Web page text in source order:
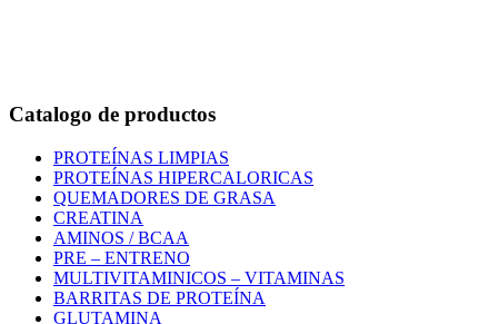
Catalogo de productos
PROTEÍNAS LIMPIAS
PROTEÍNAS HIPERCALORICAS
QUEMADORES DE GRASA
CREATINA
AMINOS / BCAA
PRE – ENTRENO
MULTIVITAMINICOS – VITAMINAS
BARRITAS DE PROTEÍNA
GLUTAMINA